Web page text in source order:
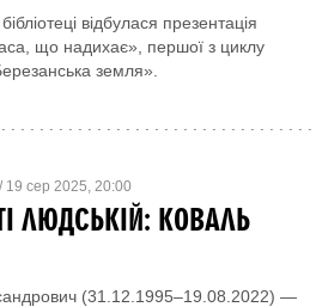
відбулася презентація
що надихає», першої з циклу
земля».
/ 19 сер 2025, 20:00
ЛЮДСЬКІЙ: КОВАЛЬ
(31.12.1995–19.08.2022) —